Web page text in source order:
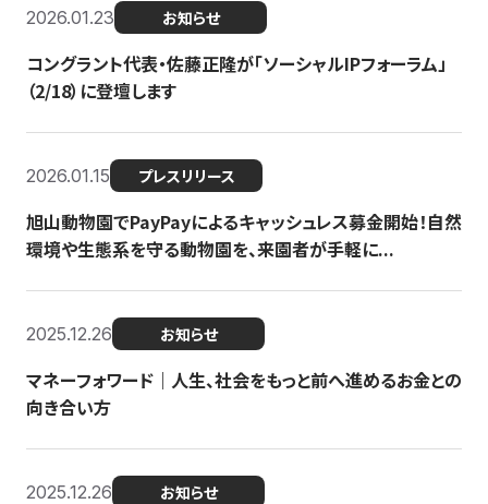
2026.01.23 お知らせ
コングラント代表・佐藤正隆が「ソーシャルIPフォーラム」
（2/18）に登壇します
2026.01.15 プレスリリース
旭山動物園でPayPayによるキャッシュレス募金開始！自然
環境や生態系を守る動物園を、来園者が手軽に...
2025.12.26 お知らせ
マネーフォワード｜人生、社会をもっと前へ進めるお金との
向き合い方
2025.12.26 お知らせ